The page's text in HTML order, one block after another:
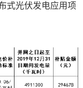
式光伏发电应用项